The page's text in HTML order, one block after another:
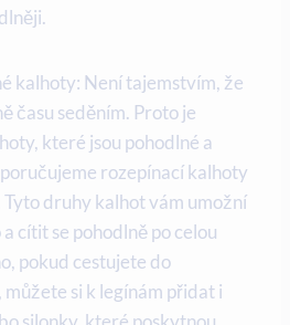
kalhoty: Není tajemstvím, že
času seděním. Proto je
které jsou pohodlné a
rozepínací kalhoty
Tyto druhy kalhot vám umožní
cítit se pohodlně po celou
pokud cestujete do
si k legínám přidat i